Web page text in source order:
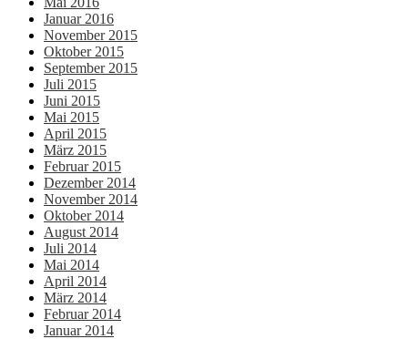
Januar 2016
November 2015
Oktober 2015
September 2015
Juli 2015
Juni 2015
Mai 2015
April 2015
März 2015
Februar 2015
Dezember 2014
November 2014
Oktober 2014
August 2014
Juli 2014
Mai 2014
April 2014
März 2014
Februar 2014
Januar 2014